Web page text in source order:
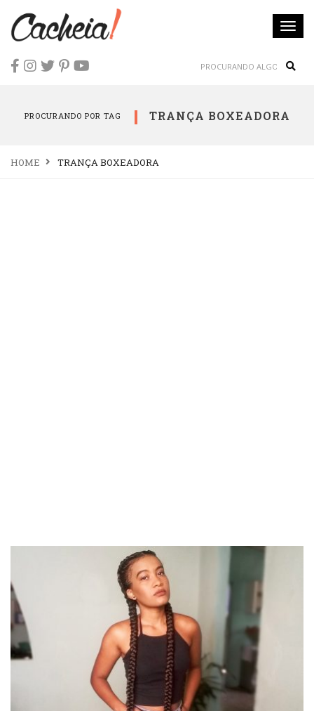
PROCURANDO POR TAG TRANÇA BOXEADORA
HOME TRANÇA BOXEADORA